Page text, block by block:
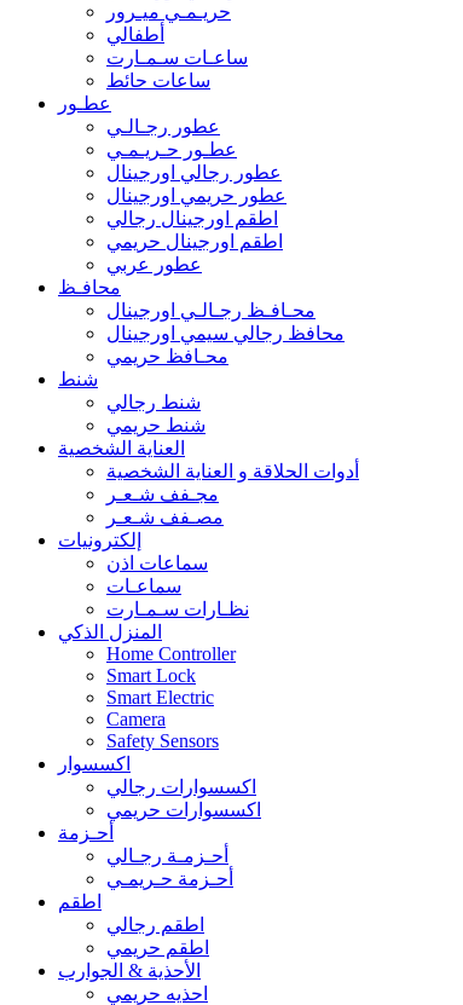
حريـمـي ميـرور
أطفالي
ساعـات سـمـارت
ساعات حائط
عطـور
عطور رجـالـي
عطـور حـريـمـي
عطور رجالي اورجينال
عطور حريمي اورجينال
اطقم اورجينال رجالي
اطقم اورجينال حريمي
عطور عربي
محافـظ
محـافـظ رجـالـي اورجينال
محافظ رجالي سيمي اورجينال
محـافظ حريمي
شنط
شنط رجالي
شنط حريمي
العناية الشخصية
أدوات الحلاقة و العناية الشخصية
مجـفف شـعـر
مصـفف شـعـر
إلكترونيات
سماعات اذن
سماعـات
نظـارات سـمـارت
المنزل الذكي
Home Controller
Smart Lock
Smart Electric
Camera
Safety Sensors
اكسسوار
اكسسوارات رجالي
اكسسوارات حريمي
أحـزمة
أحـزمـة رجـالي
أحـزمة حـريمـي
اطقم
اطقم رجالي
اطقم حريمي
الأحذية & الجوارب
احذيه حريمي